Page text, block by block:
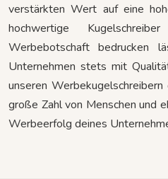
verstärkten Wert auf eine
hochwertige
Werbebotschaft bedrucken
Unternehmen stets mit
unseren
große Zahl von Menschen und
Werbeerfolg deines